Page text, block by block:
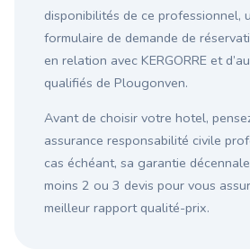
disponibilités de ce professionnel,
formulaire de demande de
en relation avec KERGORRE et
qualifiés de Plougonven.
Avant de choisir votre hotel,
assurance responsabilité civile
cas échéant, sa garantie
moins 2 ou 3 devis pour vous
meilleur rapport qualité-prix.